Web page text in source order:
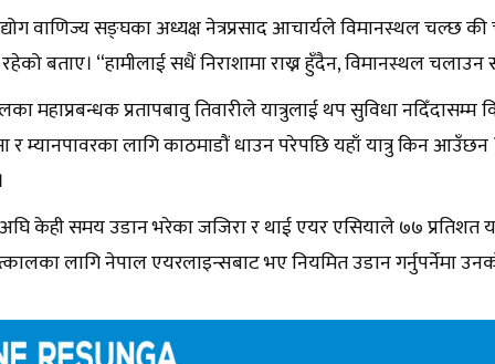
वाणिज्य सङ्घका अध्यक्ष नेत्रप्रसाद आचार्यले विमानस्थल चल्छ की
बताए। “हामीलाई सधैं निराशामा राख्न हुँदैन, विमानस्थल
महाप्रबन्धक प्रतापबावु तिवारीले यात्रुलाई थप सुविधा
र म्यानपावरका लागि काठमाडौं धाउन परेपछि यहाँ यात्रु किन आउँछन
केही समय उडान भरेका जजिरा र थाई एयर एसियाले ७७ प्रतिशत
लागि नेपाल एयरलाइन्सबाट भए नियमित उडान गर्नुपर्नेमा